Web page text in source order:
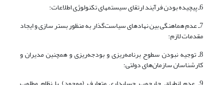
6ـ پیچیده بودن فرآیند ارتقای سیستم‎های تکنولوژی اطلاعات؛
7ـ عدم هماهنگی بین نهادهای سیاست‌گذار به منظور بستر سازی و ایجاد
مقدمات لازم؛
8ـ توجیه نبودن سطوح برنامه‌ریزی و بودجه‌ریزی و همچنین مدیران و
کارشناسان سازمان‌های دولتی؛